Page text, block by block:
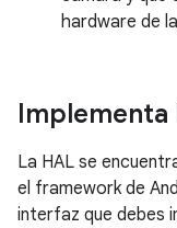
hardware de
Implementa
La HAL se
el framework de
interfaz que debes